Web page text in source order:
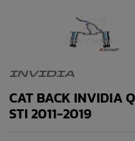
INVIDIA
CAT BACK INVIDIA
STI 2011-2019